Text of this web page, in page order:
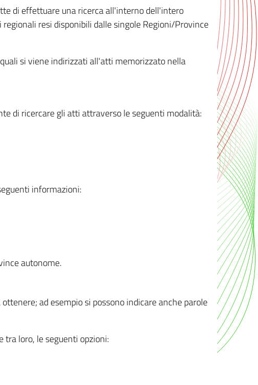
di effettuare una ricerca all'interno dell'intero
resi disponibili dalle singole Regioni/Province
si viene indirizzati all'atti memorizzato nella
di ricercare gli atti attraverso le seguenti modalità:
informazioni:
autonome.
ad esempio si possono indicare anche parole
loro, le seguenti opzioni: